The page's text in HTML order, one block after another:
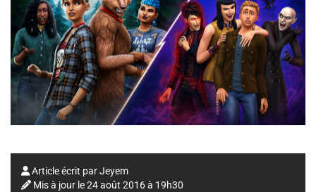
Article écrit parJeyem
Mis à jour le24 août 2016 à 19h30